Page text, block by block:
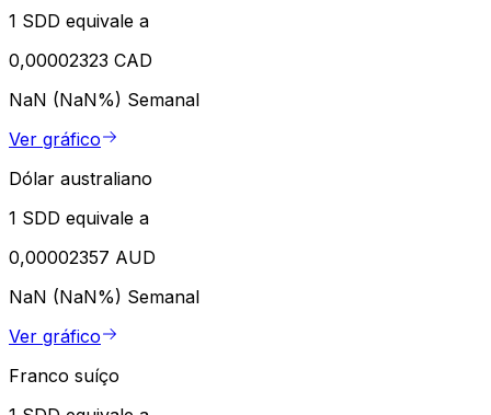
1 SDD equivale a
0,00002323 CAD
NaN (NaN%) Semanal
Ver gráfico
Dólar australiano
1 SDD equivale a
0,00002357 AUD
NaN (NaN%) Semanal
Ver gráfico
Franco suíço